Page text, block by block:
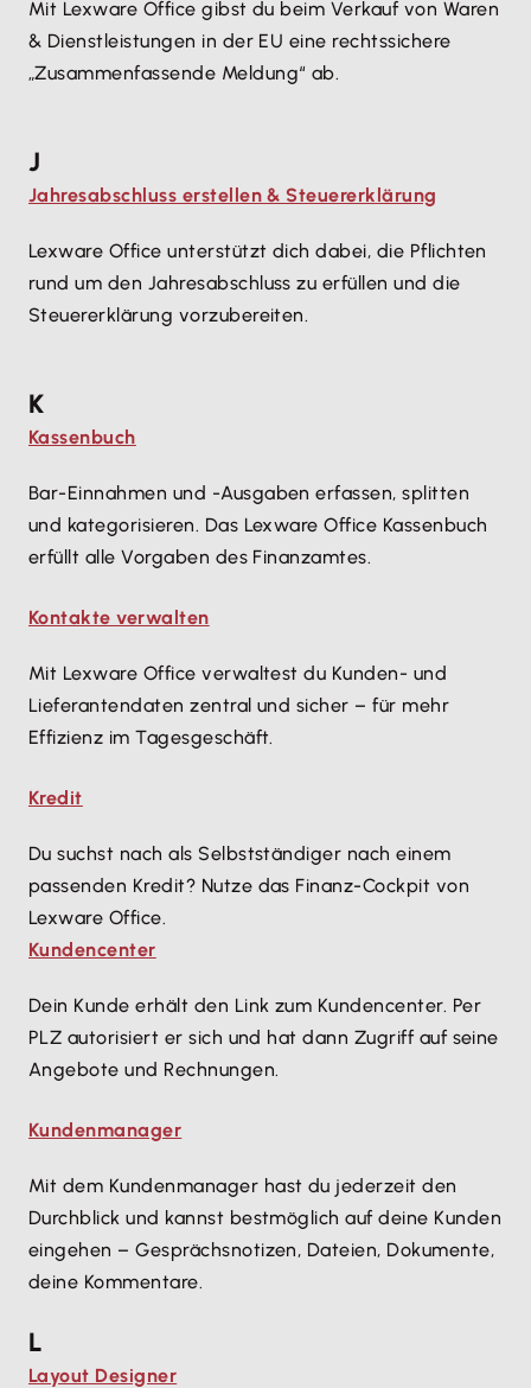
Mit Lexware Office gibst du beim Verkauf von Waren
& Dienstleistungen in der EU eine rechtssichere
„Zusammenfassende Meldung“ ab.
J
Jahresabschluss erstellen & Steuererklärung
Lexware Office unterstützt dich dabei, die Pflichten
rund um den Jahresabschluss zu erfüllen und die
Steuererklärung vorzubereiten.
K
Kassenbuch
Bar-Einnahmen und -Ausgaben erfassen, splitten
und kategorisieren. Das Lexware Office Kassenbuch
erfüllt alle Vorgaben des Finanzamtes.
Kontakte verwalten
Mit Lexware Office verwaltest du Kunden- und
Lieferantendaten zentral und sicher – für mehr
Effizienz im Tagesgeschäft.
Kredit
Du suchst nach als Selbstständiger nach einem
passenden Kredit? Nutze das Finanz-Cockpit von
Lexware Office.
Kundencenter
Dein Kunde erhält den Link zum Kundencenter. Per
PLZ autorisiert er sich und hat dann Zugriff auf seine
Angebote und Rechnungen.
Kundenmanager
Mit dem Kundenmanager hast du jederzeit den
Durchblick und kannst bestmöglich auf deine Kunden
eingehen – Gesprächsnotizen, Dateien, Dokumente,
deine Kommentare.
L
Layout Designer